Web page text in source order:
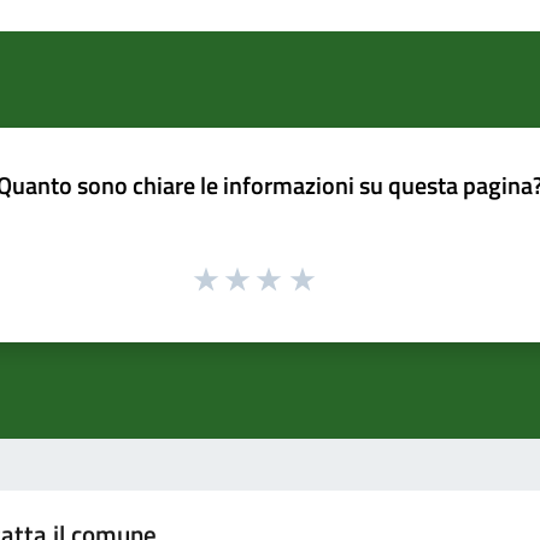
sono chiare le informazioni su questa